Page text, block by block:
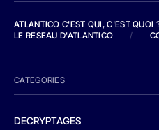
ATLANTICO C'EST QUI, C'EST QUOI
LE RESEAU D'ATLANTICO
/
CATEGORIES
DECRYPTAGES